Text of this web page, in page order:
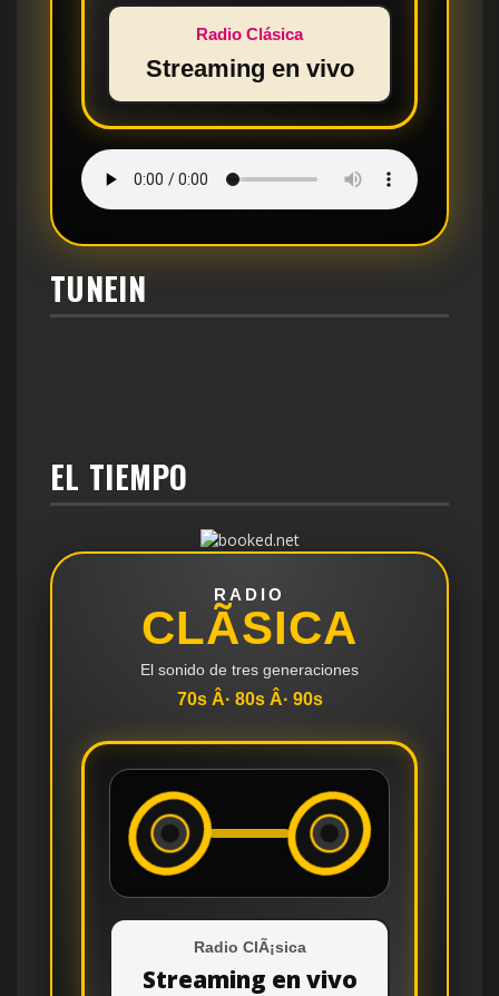
Radio Clásica
Streaming en vivo
TUNEIN
EL TIEMPO
RADIO
CLÃSICA
El sonido de tres generaciones
70s Â· 80s Â· 90s
Radio ClÃ¡sica
Streaming en vivo